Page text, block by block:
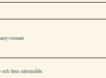
vinnare
dess närområde.